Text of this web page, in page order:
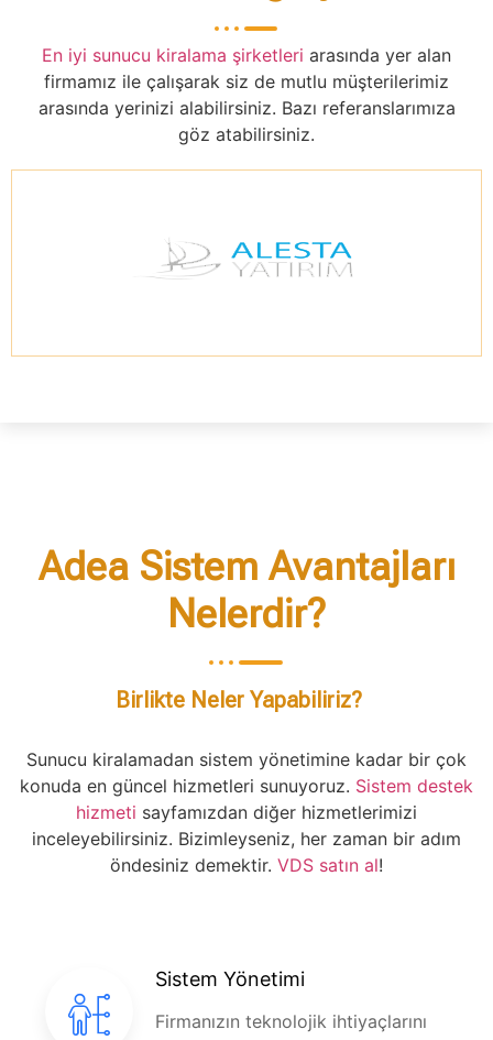
En iyi sunucu kiralama şirketleri arasında yer alan
firmamız ile çalışarak siz de mutlu müşterilerimiz
arasında yerinizi alabilirsiniz. Bazı referanslarımıza
göz atabilirsiniz.
Adea Sistem Avantajları
Nelerdir?
Birlikte Neler Yapabiliriz?
Sunucu kiralamadan sistem yönetimine kadar bir çok
konuda en güncel hizmetleri sunuyoruz. Sistem destek
hizmeti sayfamızdan diğer hizmetlerimizi
inceleyebilirsiniz. Bizimleyseniz, her zaman bir adım
öndesiniz demektir. VDS satın al!
Sistem Yönetimi
Firmanızın teknolojik ihtiyaçlarını